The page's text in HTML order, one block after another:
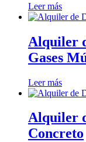
Leer más
Alquiler
Gases
Leer más
Alquiler
Concreto